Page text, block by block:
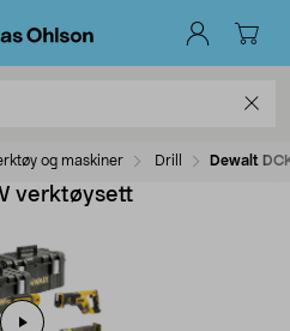
og maskiner Drill Dewalt
verktøysett